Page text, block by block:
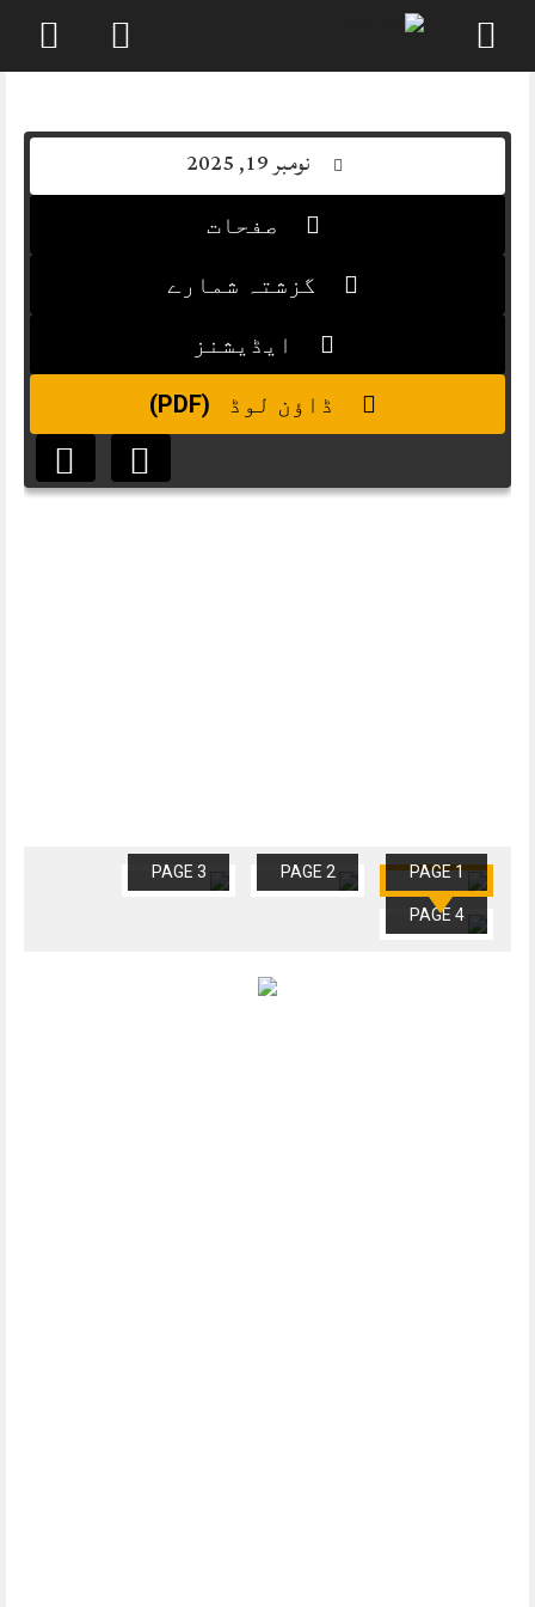
نومبر 19, 2025
صفحات
گزشتہ شمارے
ایڈیشنز
ڈاؤن لوڈ (PDF)
PAGE 1
PAGE 2
PAGE 3
PAGE 4